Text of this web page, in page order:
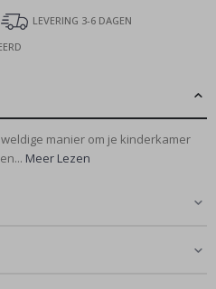
LEVERING 3-6 DAGEN
manier om je kinderkamer
Meer Lezen